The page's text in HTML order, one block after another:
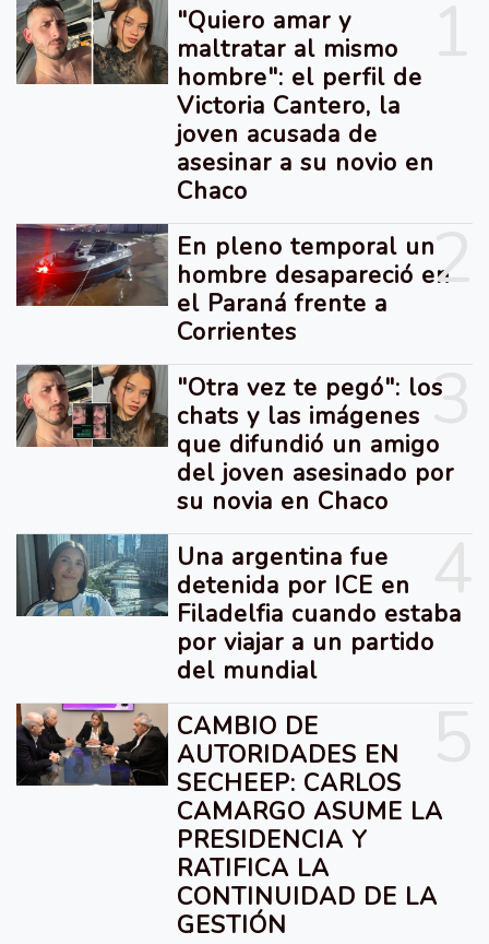
"Quiero amar y
maltratar al mismo
hombre": el perfil de
Victoria Cantero, la
joven acusada de
asesinar a su novio en
Chaco
2
En pleno temporal un
hombre desapareció en
el Paraná frente a
Corrientes
3
"Otra vez te pegó": los
chats y las imágenes
que difundió un amigo
del joven asesinado por
su novia en Chaco
Una argentina fue
detenida por ICE en
Filadelfia cuando estaba
por viajar a un partido
del mundial
CAMBIO DE
AUTORIDADES EN
SECHEEP: CARLOS
CAMARGO ASUME LA
PRESIDENCIA Y
RATIFICA LA
CONTINUIDAD DE LA
GESTIÓN